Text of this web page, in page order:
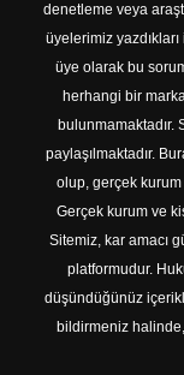
denetleme veya
üyelerimiz
üye olarak bu
herhangi bir
bulunmamaktadır.
paylaşılmaktadır.
olup, gerçek kurum
Gerçek kurum ve
Sitemiz, kar amacı
platformudur.
düşündüğünüz
bildirmeniz